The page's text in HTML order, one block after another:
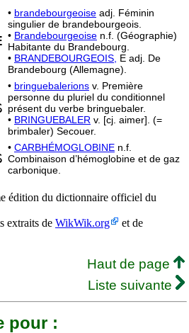
• brandebourgeoise adj. Féminin
singulier de brandebourgeois.
• Brandebourgeoise n.f. (Géographie)
Habitante du Brandebourg.
• BRANDEBOURGEOIS, E adj. De
Brandebourg (Allemagne).
• bringuebalerions v. Première
personne du pluriel du conditionnel
présent du verbe bringuebaler.
• BRINGUEBALER v. [cj. aimer]. (=
brimbaler) Secouer.
• CARBHÉMOGLOBINE n.f.
Combinaison d’hémoglobine et de gaz
carbonique.
édition du dictionnaire officiel du
extraits de WikWik.org
et de
Haut de page
Liste suivante
pour :